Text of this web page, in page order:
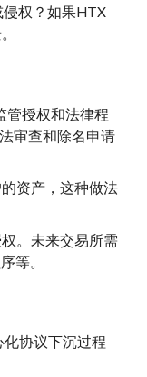
权？如果HTX
管授权和法律程
审查和除名申请
资产，这种做法
。未来交易所需
等。
协议下沉过程